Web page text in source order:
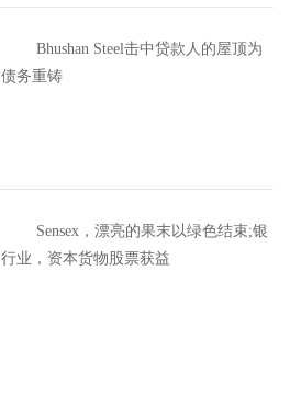
Bhushan Steel击中贷款人的屋顶为
债务重铸
Sensex，漂亮的果末以绿色结束;银
行业，资本货物股票获益